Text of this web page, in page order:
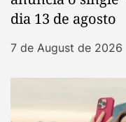
dia 13 de agosto
7 de August de 2026